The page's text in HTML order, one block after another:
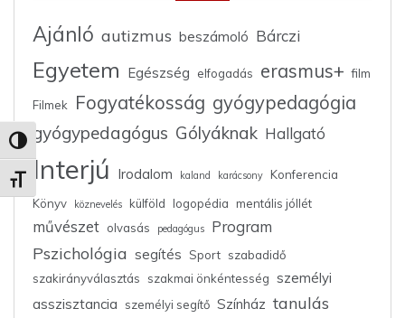
Nagy kontraszt váltása
Betűméret váltása
Ajánló autizmus beszámoló Bárczi
Egyetem Egészség elfogadás erasmus+ film
Filmek Fogyatékosság gyógypedagógia
gyógypedagógus Gólyáknak Hallgató
Interjú Irodalom kaland karácsony
Konferencia
Könyv
köznevelés külföld logopédia mentális jóllét
művészet olvasás pedagógus Program
Pszichológia segítés Sport szabadidő
szakirányválasztás
szakmai önkéntesség személyi
asszisztancia
személyi segítő Színház tanulás